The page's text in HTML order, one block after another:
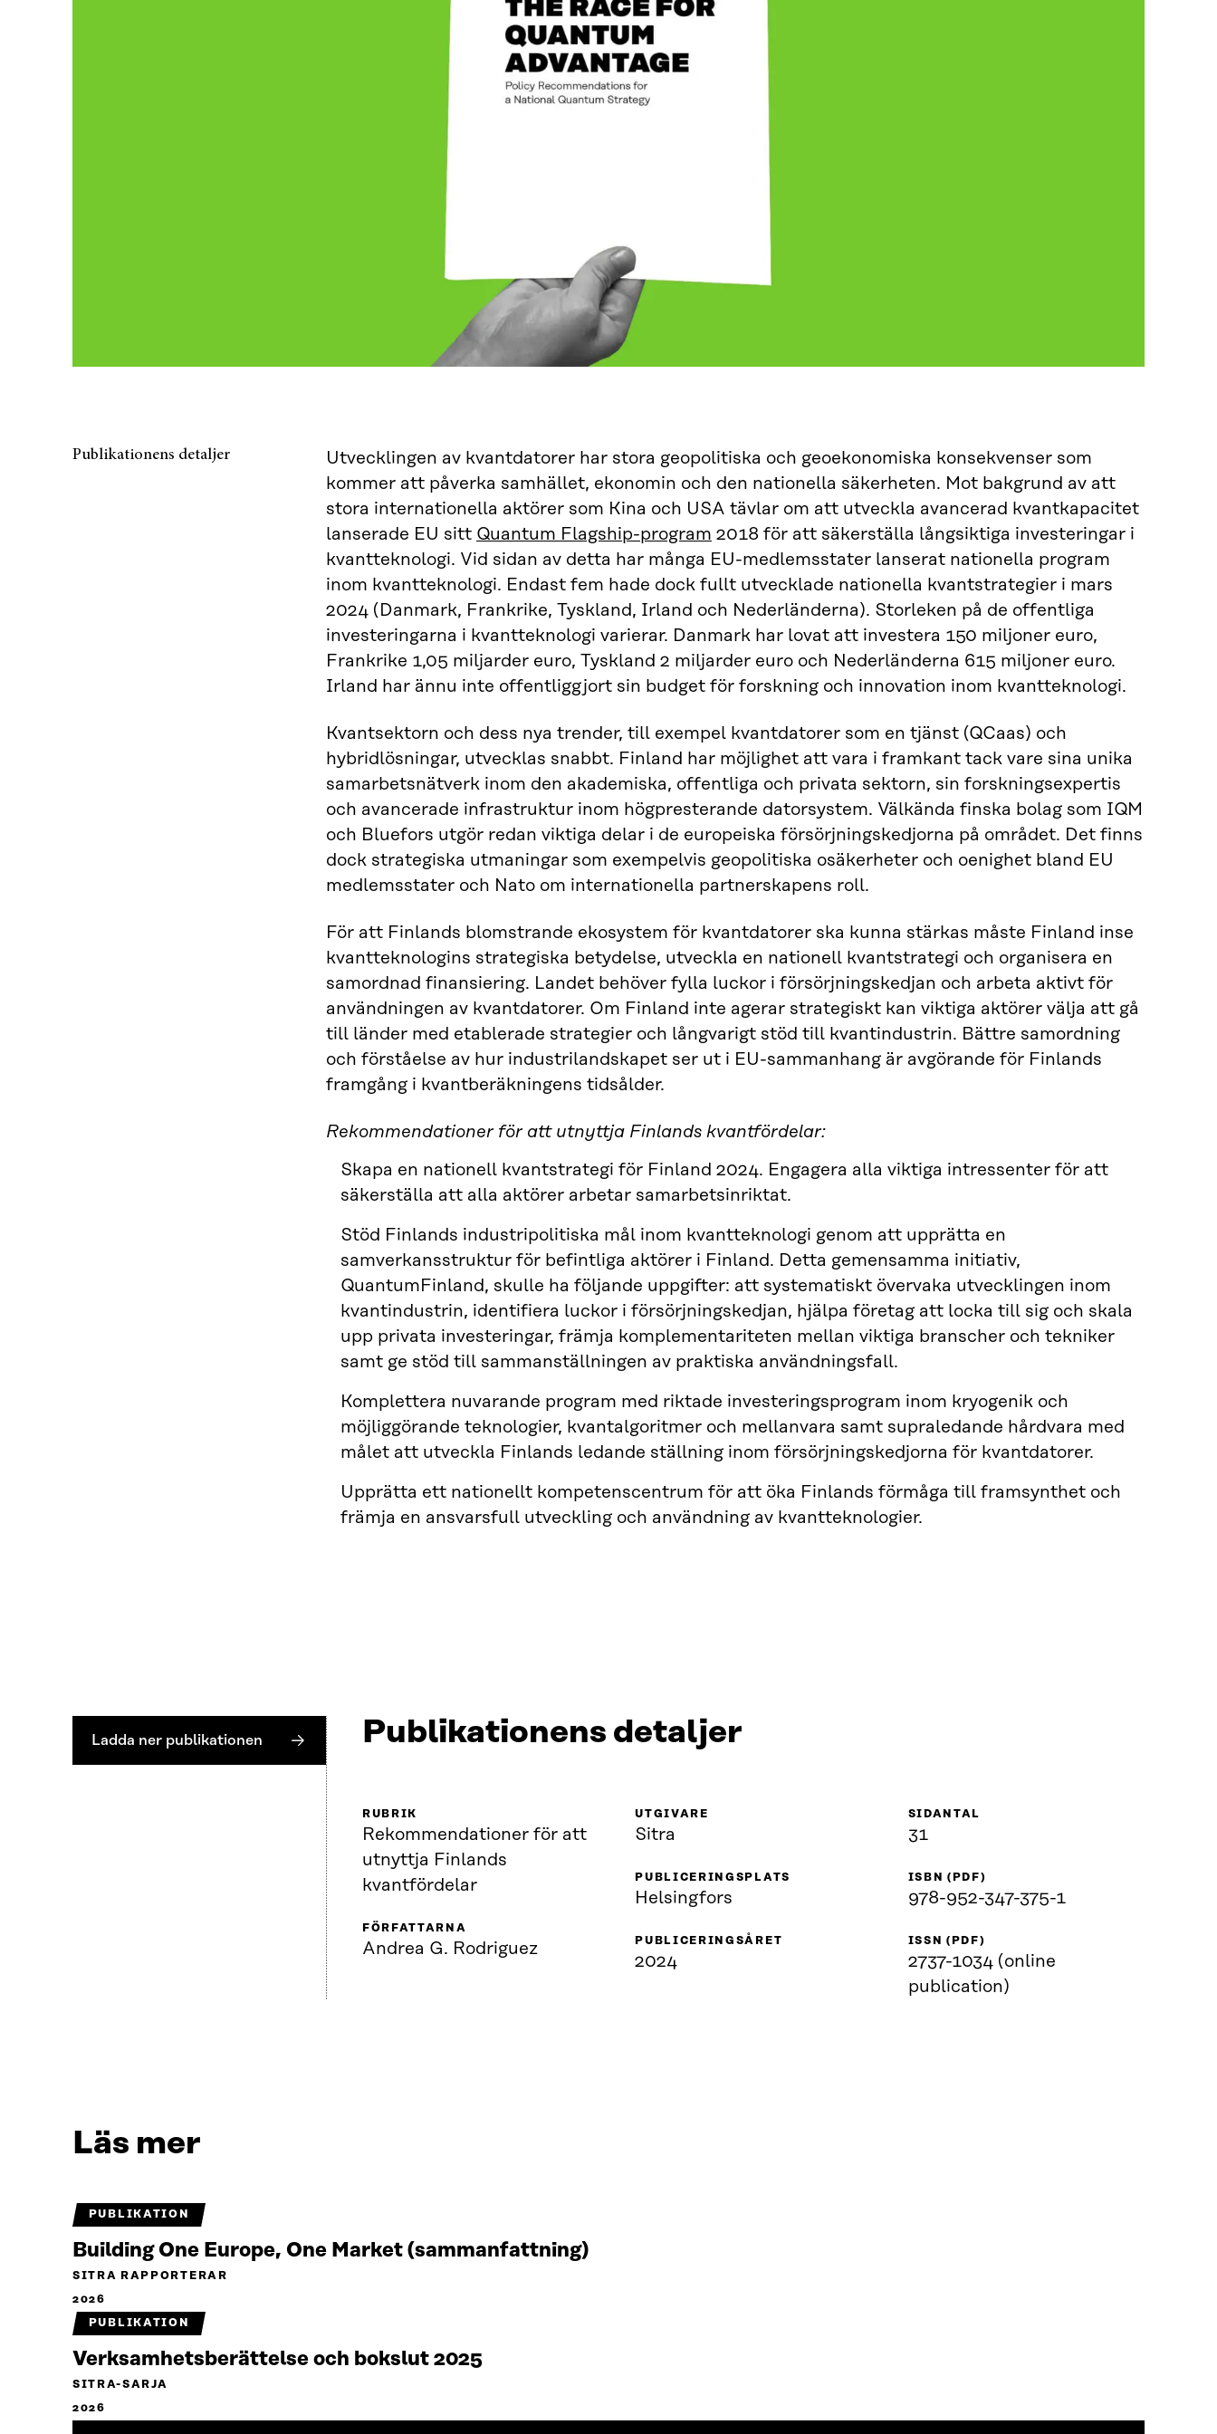
Publikationens detaljer
Utvecklingen av kvantdatorer har stora geopolitiska och geoekonomiska konsekvenser som
kommer att påverka samhället, ekonomin och den nationella säkerheten. Mot bakgrund av att
stora internationella aktörer som Kina och USA tävlar om att utveckla avancerad kvantkapacitet
lanserade EU sitt Quantum Flagship-program 2018 för att säkerställa långsiktiga investeringar i
kvantteknologi. Vid sidan av detta har många EU-medlemsstater lanserat nationella program
inom kvantteknologi. Endast fem hade dock fullt utvecklade nationella kvantstrategier i mars
2024 (Danmark, Frankrike, Tyskland, Irland och Nederländerna). Storleken på de offentliga
investeringarna i kvantteknologi varierar. Danmark har lovat att investera 150 miljoner euro,
Frankrike 1,05 miljarder euro, Tyskland 2 miljarder euro och Nederländerna 615 miljoner euro.
Irland har ännu inte offentliggjort sin budget för forskning och innovation inom kvantteknologi.
Kvantsektorn och dess nya trender, till exempel kvantdatorer som en tjänst (QCaas) och
hybridlösningar, utvecklas snabbt. Finland har möjlighet att vara i framkant tack vare sina unika
samarbetsnätverk inom den akademiska, offentliga och privata sektorn, sin forskningsexpertis
och avancerade infrastruktur inom högpresterande datorsystem. Välkända finska bolag som IQM
och Bluefors utgör redan viktiga delar i de europeiska försörjningskedjorna på området. Det finns
dock strategiska utmaningar som exempelvis geopolitiska osäkerheter och oenighet bland EU
medlemsstater och Nato om internationella partnerskapens roll.
För att Finlands blomstrande ekosystem för kvantdatorer ska kunna stärkas måste Finland inse
kvantteknologins strategiska betydelse, utveckla en nationell kvantstrategi och organisera en
samordnad finansiering. Landet behöver fylla luckor i försörjningskedjan och arbeta aktivt för
användningen av kvantdatorer. Om Finland inte agerar strategiskt kan viktiga aktörer välja att gå
till länder med etablerade strategier och långvarigt stöd till kvantindustrin. Bättre samordning
och förståelse av hur industrilandskapet ser ut i EU-sammanhang är avgörande för Finlands
framgång i kvantberäkningens tidsålder.
Rekommendationer för att utnyttja Finlands kvantfördelar:
Skapa en nationell kvantstrategi för Finland 2024. Engagera alla viktiga intressenter för att
säkerställa att alla aktörer arbetar samarbetsinriktat.
Stöd Finlands industripolitiska mål inom kvantteknologi genom att upprätta en
samverkansstruktur för befintliga aktörer i Finland. Detta gemensamma initiativ,
QuantumFinland, skulle ha följande uppgifter: att systematiskt övervaka utvecklingen inom
kvantindustrin, identifiera luckor i försörjningskedjan, hjälpa företag att locka till sig och skala
upp privata investeringar, främja komplementariteten mellan viktiga branscher och tekniker
samt ge stöd till sammanställningen av praktiska användningsfall.
Komplettera nuvarande program med riktade investeringsprogram inom kryogenik och
möjliggörande teknologier, kvantalgoritmer och mellanvara samt supraledande hårdvara med
målet att utveckla Finlands ledande ställning inom försörjningskedjorna för kvantdatorer.
Upprätta ett nationellt kompetenscentrum för att öka Finlands förmåga till framsynthet och
främja en ansvarsfull utveckling och användning av kvantteknologier.
Ladda ner publikationen Publikationens detaljer
RUBRIK
Rekommendationer för att
utnyttja Finlands
kvantfördelar
FÖRFATTARNA
Andrea G. Rodriguez
UTGIVARE
Sitra
PUBLICERINGSPLATS
Helsingfors
PUBLICERINGSÅRET
2024
SIDANTAL
31
ISBN (PDF)
978-952-347-375-1
ISSN (PDF)
2737-1034 (online
publication)
Läs mer
PUBLIKATION
Building One Europe, One Market (sammanfattning)
SITRA RAPPORTERAR
2026
PUBLIKATION
Verksamhetsberättelse och bokslut 2025
SITRA-SARJA
2026